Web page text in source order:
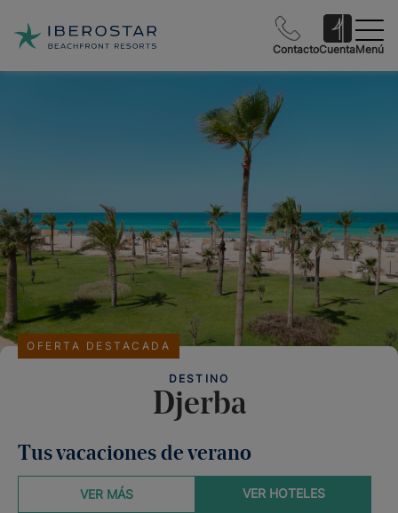
ContactoCuentaMenú
DESTINO
Djerba
OFERTA DESTACADA
Tus vacaciones de verano
VER HOTELES
VER MÁS